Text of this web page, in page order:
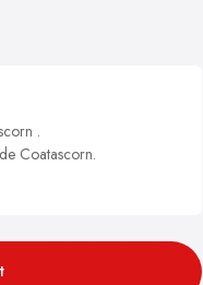
.
Coatascorn.